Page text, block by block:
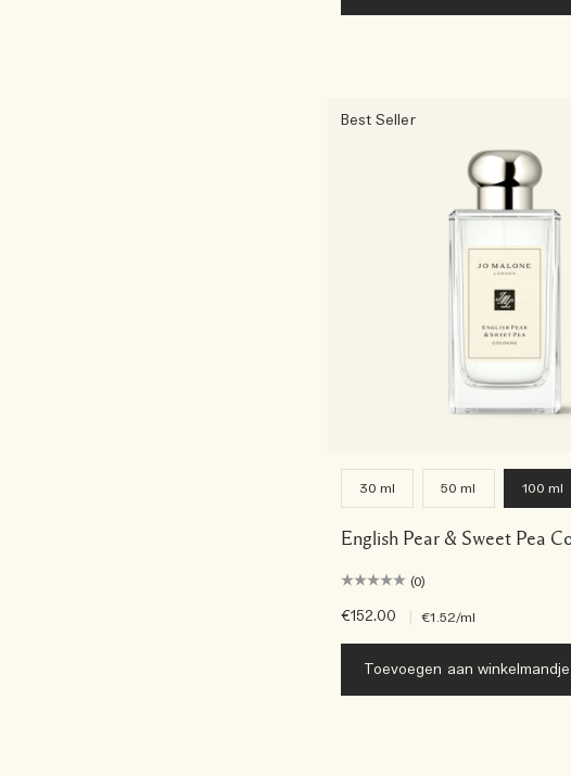
Best Seller
30 ml 50 ml 100 ml
English Pear & Sweet Pea
(0)
€152.00 €1.52/ml
Toevoegen aan winkelmandje